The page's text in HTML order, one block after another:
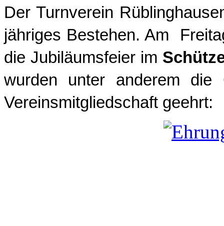
Der Turnverein
jähriges Bestehen. Am
die Jubiläumsfeier im
wurden unter anderem die
Vereinsmitgliedschaft geehrt: